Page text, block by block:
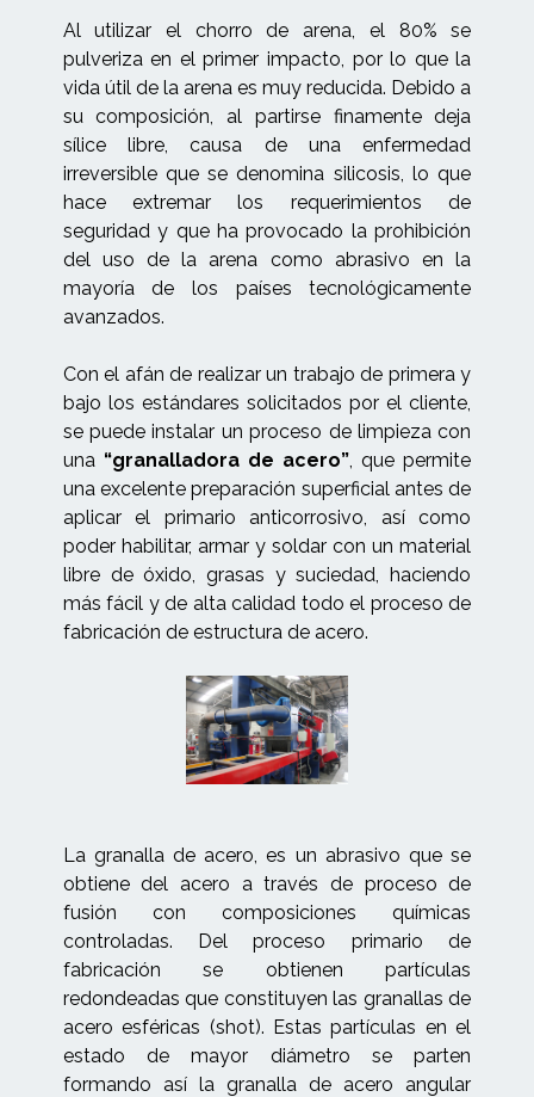
Al utilizar el chorro de arena, el 80% se
pulveriza en el primer impacto, por lo que la
vida útil de la arena es muy reducida. Debido a
su composición, al partirse finamente deja
sílice libre, causa de una enfermedad
irreversible que se denomina silicosis, lo que
hace extremar los requerimientos de
seguridad y que ha provocado la prohibición
del uso de la arena como abrasivo en la
mayoría de los países tecnológicamente
avanzados.
Con el afán de realizar un trabajo de primera y
bajo los estándares solicitados por el cliente,
se puede instalar un proceso de limpieza con
una “granalladora de acero”, que permite
una excelente preparación superficial antes de
aplicar el primario anticorrosivo, así como
poder habilitar, armar y soldar con un material
libre de óxido, grasas y suciedad, haciendo
más fácil y de alta calidad todo el proceso de
fabricación de estructura de acero.
La granalla de acero, es un abrasivo que se
obtiene del acero a través de proceso de
fusión con composiciones químicas
controladas. Del proceso primario de
fabricación se obtienen partículas
redondeadas que constituyen las granallas de
acero esféricas (shot). Estas partículas en el
estado de mayor diámetro se parten
formando así la granalla de acero angular